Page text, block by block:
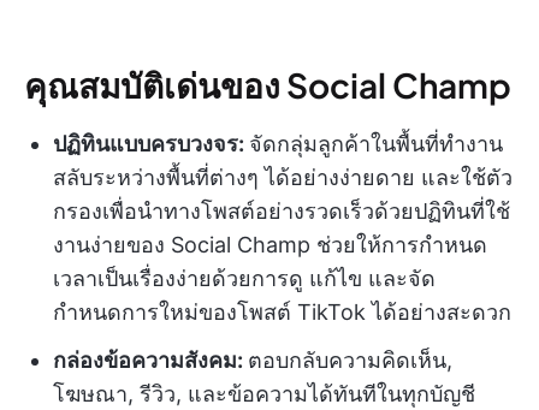
คุณสมบัติเด่นของ Social Champ
ปฏิทินแบบครบวงจร: จัดกลุ่มลูกค้าในพื้นที่ทำงาน
สลับระหว่างพื้นที่ต่างๆ ได้อย่างง่ายดาย และใช้ตัว
กรองเพื่อนำทางโพสต์อย่างรวดเร็วด้วยปฏิทินที่ใช้
งานง่ายของ Social Champ ช่วยให้การกำหนด
เวลาเป็นเรื่องง่ายด้วยการดู แก้ไข และจัด
กำหนดการใหม่ของโพสต์ TikTok ได้อย่างสะดวก
กล่องข้อความสังคม: ตอบกลับความคิดเห็น,
โฆษณา, รีวิว, และข้อความได้ทันทีในทุกบัญชี